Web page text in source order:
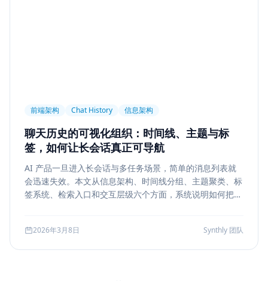
前端架构 Chat History 信息架构
聊天历史的可视化组织：时间线、主题与标
签，如何让长会话真正可导航
AI 产品一旦进入长会话与多任务场景，简单的消息列表就
会迅速失效。本文从信息架构、时间线分组、主题聚类、标
签系统、检索入口和交互层级六个方面，系统说明如何把聊
2026年3月8日 Synthly 团队